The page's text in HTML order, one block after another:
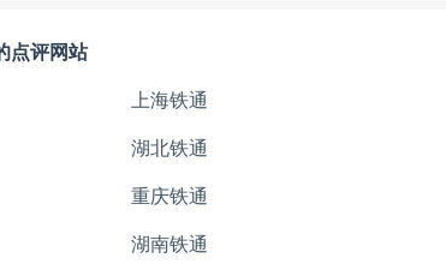
点评网站
上海铁通
湖北铁通
重庆铁通
湖南铁通